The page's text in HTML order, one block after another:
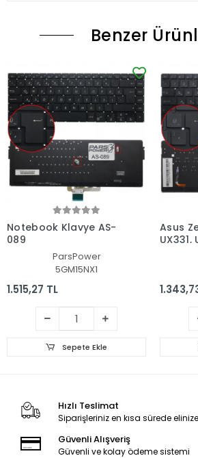
Benzer
Notebook Klavye AS-
089
ParsPower
5GM15NX1
1.515,27 TL
Sepete Ekle
Asus
UX331,
Işıklı
Hızlı Teslimat
Siparişleriniz en kısa sürede
Güvenli Alışveriş
Güvenli ve kolay ödeme sistemi